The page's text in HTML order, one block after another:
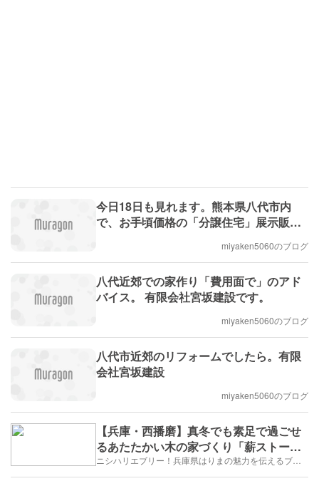
今日18日も見れます。熊本県八代市内
で、お手頃価格の「分譲住宅」展示販売
miyaken5060のブログ
八代近郊での家作り「費用面で」のアド
バイス。 有限会社宮坂建設です。
miyaken5060のブログ
八代市近郊のリフォームでしたら。有限
会社宮坂建設
miyaken5060のブログ
【兵庫・西播磨】真冬でも素足で過ごせ
るあたたかい木の家づくり「薪ストーブ
特集2025」